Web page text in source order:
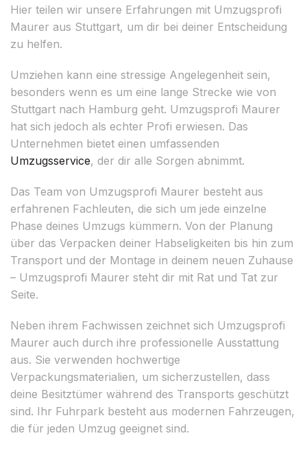
Hier teilen wir unsere Erfahrungen mit Umzugsprofi
Maurer aus Stuttgart, um dir bei deiner Entscheidung
zu helfen.
Umziehen kann eine stressige Angelegenheit sein,
besonders wenn es um eine lange Strecke wie von
Stuttgart nach Hamburg geht. Umzugsprofi Maurer
hat sich jedoch als echter Profi erwiesen. Das
Unternehmen bietet einen umfassenden
Umzugsservice, der dir alle Sorgen abnimmt.
Das Team von Umzugsprofi Maurer besteht aus
erfahrenen Fachleuten, die sich um jede einzelne
Phase deines Umzugs kümmern. Von der Planung
über das Verpacken deiner Habseligkeiten bis hin zum
Transport und der Montage in deinem neuen Zuhause
– Umzugsprofi Maurer steht dir mit Rat und Tat zur
Seite.
Neben ihrem Fachwissen zeichnet sich Umzugsprofi
Maurer auch durch ihre professionelle Ausstattung
aus. Sie verwenden hochwertige
Verpackungsmaterialien, um sicherzustellen, dass
deine Besitztümer während des Transports geschützt
sind. Ihr Fuhrpark besteht aus modernen Fahrzeugen,
die für jeden Umzug geeignet sind.